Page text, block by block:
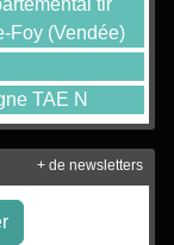
Foy (Vendée)
TAE N
+ de newsletters